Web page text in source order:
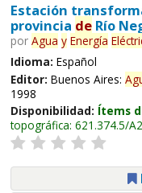
Estación
provincia deRío
por Agua y Energía
Idioma: Español
Editor: Buenos Aires:
1998
Disponibilidad: Ítems
topográfica: 621.374.5/